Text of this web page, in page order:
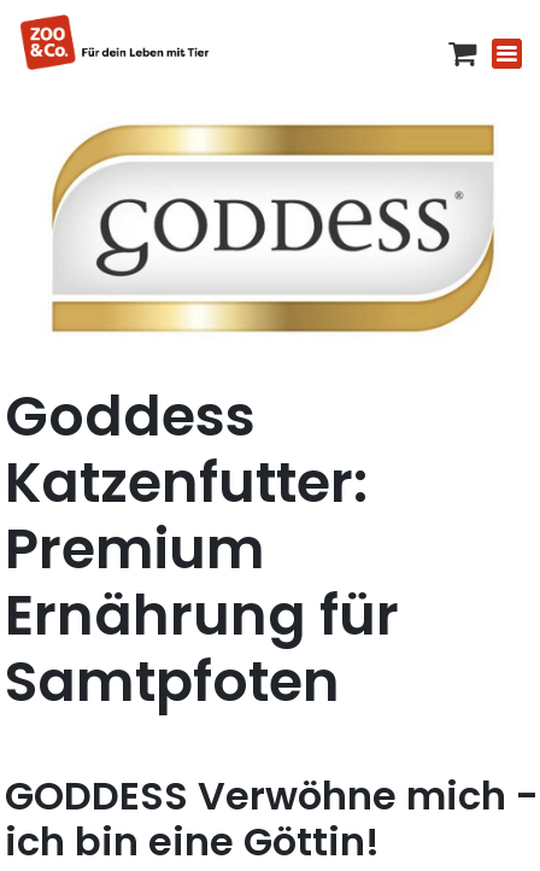
Goddess
Katzenfutter:
Premium
Ernährung für
Samtpfoten
GODDESS Verwöhne mich -
ich bin eine Göttin!